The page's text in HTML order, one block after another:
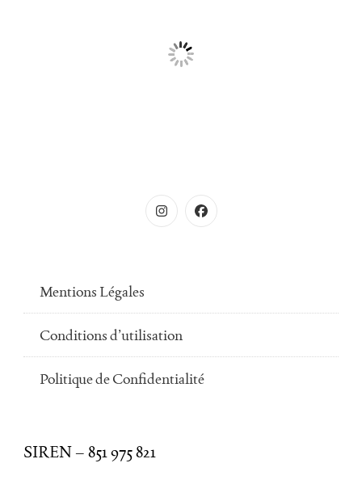
Mentions Légales
Conditions d’utilisation
Politique de Confidentialité
SIREN – 851 975 821